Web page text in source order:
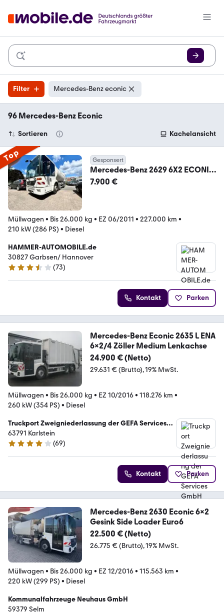
Filter Mercedes-Benz econic
96 Mercedes-Benz Econic
Sortieren Kachelansicht
Top Gesponsert
Mercedes-Benz 2629 6X2 ECONIC
FAUN ROTOPRESS AT-
7.900 €
Müllwagen • Bis 26.000 kg • EZ 06/2011 • 227.000 km •
210 kW (286 PS) • Diesel
HAMMER-AUTOMOBILE.de
30827 Garbsen/ Hannover
3.4 Sterne
(73)
Kontakt Parken
Mercedes-Benz Econic 2635 L ENA
6x2/4 Zöller Medium Lenkachse
24.900 € (Netto)
29.631 € (Brutto) 19% MwSt.
Müllwagen • Bis 26.000 kg • EZ 10/2016• 118.276 km •
260 kW (354 PS) • Diesel
Truckport Zweigniederlassung der GEFA Services
GmbH
63791 Karlstein
4.2 Sterne
(69)
Kontakt Parken
Mercedes-Benz 2630 Econic 6x2
Gesink Side Loader Euro6
22.500 € (Netto)
26.775 € (Brutto) 19% MwSt.
Müllwagen • Bis 26.000 kg • EZ 12/2016• 115.563 km •
220 kW (299 PS) • Diesel
Kommunalfahrzeuge Neuhaus GmbH
59379 Selm